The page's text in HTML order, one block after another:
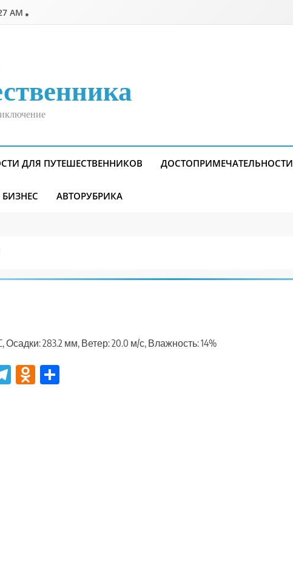
AM
ДЛЯ ПУТЕШЕСТВЕННИКОВ ДОСТОПРИМЕЧАТЕЛЬНОСТИ
АВТОРУБРИКА
Осадки: 283.2 мм, Ветер: 20.0 м/с, Влажность: 14%
TelegramOdnoklassniki